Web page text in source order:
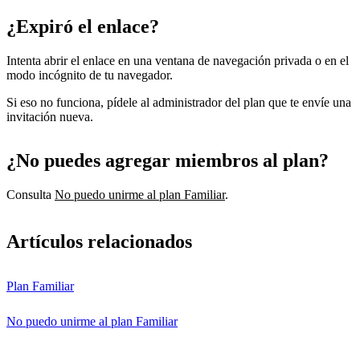
¿Expiró el enlace?
Intenta abrir el enlace en una ventana de navegación privada o en el
modo incógnito de tu navegador.
Si eso no funciona, pídele al administrador del plan que te envíe una
invitación nueva.
¿No puedes agregar miembros al plan?
Consulta No puedo unirme al plan Familiar.
Artículos relacionados
Plan Familiar
No puedo unirme al plan Familiar